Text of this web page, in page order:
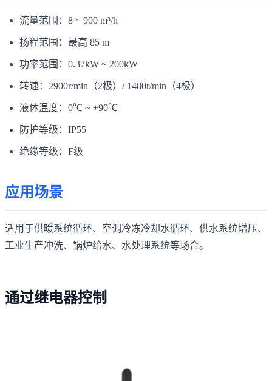
流量范围：8 ~ 900 m³/h
扬程范围：最高 85 m
功率范围：0.37kW ~ 200kW
转速：2900r/min（2极）/ 1480r/min（4极）
液体温度：0℃ ~ +90℃
防护等级：IP55
绝缘等级：F级
应用场景
适用于供暖系统循环、空调冷冻冷却水循环、供水系统增压、
工业生产冲洗、锅炉给水、水处理系统等场合。
通过继电器控制